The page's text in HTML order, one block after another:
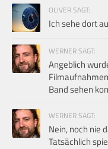
OLIVER SAGT:
Ich sehe dort
WERNER SAGT:
Angeblich
Band sehen
WERNER SAGT:
Nein, noch nie
Tatsächlich